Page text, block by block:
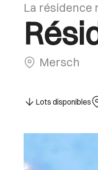
La résidence
Mersch
Lots disponibles